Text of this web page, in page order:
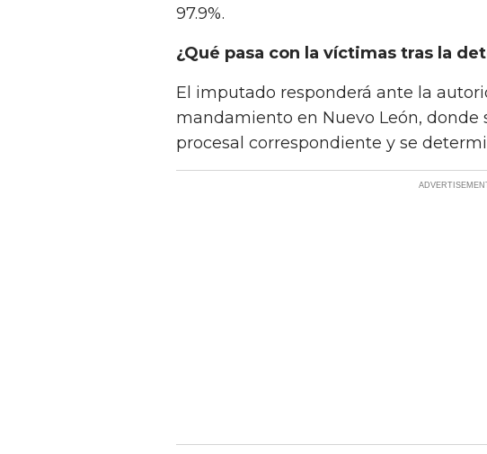
97.9%.
¿Qué pasa con la víctimas tras la
El imputado responderá ante la
mandamiento en Nuevo León, donde
procesal correspondiente y se